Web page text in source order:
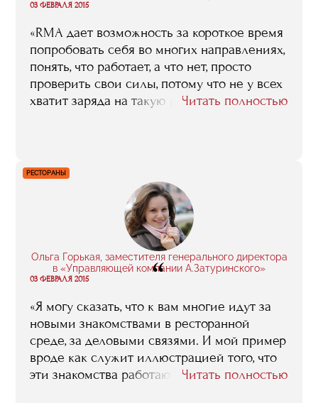
03 ФЕВРАЛЯ 2015
«RMA дает возможность за короткое время
попробовать себя во многих направлениях,
понять, что работает, а что нет, просто
проверить свои силы, потому что не у всех
хватит заряда на такую работу. Стажировки
праздник – это не только веселье и, чтобы
его создавать и дарить людям, нужно
пройти через очень многие трудности и
Читать полностью
РЕСТОРАНЫ
Ольга Горькая, заместителя генерального директора
в «Управляющей компании А.Затуринского»
“
03 ФЕВРАЛЯ 2015
«Я могу сказать, что к вам многие идут за
новыми знакомствами в ресторанной
среде, за деловыми связями. И мой пример
вроде как служит иллюстрацией того, что
эти знакомства работают – нуЧитать полностью